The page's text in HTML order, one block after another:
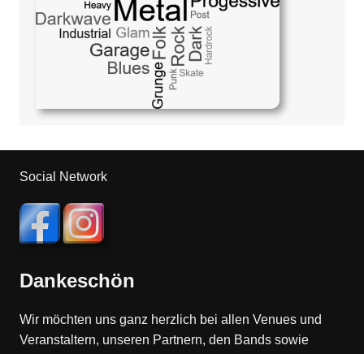
Social Network
Dankeschön
Wir möchten uns ganz herzlich bei allen Venues und
Veranstaltern, unseren Partnern, den Bands sowie